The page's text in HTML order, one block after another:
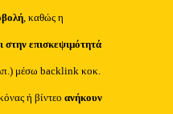
, καθώς η
στην επισκεψιμότητά
μέσω backlink κοκ.
ή βίντεοανήκουν